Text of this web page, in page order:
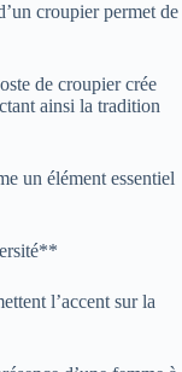
croupier permet de
de croupier crée
ainsi la tradition
un élément essentiel
l’accent sur la